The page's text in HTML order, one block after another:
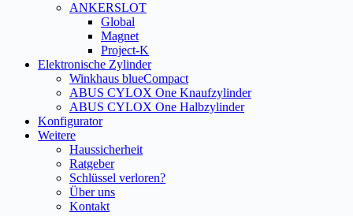
ANKERSLOT
Global
Magnet
Project-K
Elektronische Zylinder
Winkhaus blueCompact
ABUS CYLOX One Knaufzylinder
ABUS CYLOX One Halbzylinder
Konfigurator
Weitere
Haussicherheit
Ratgeber
Schlüssel verloren?
Über uns
Kontakt